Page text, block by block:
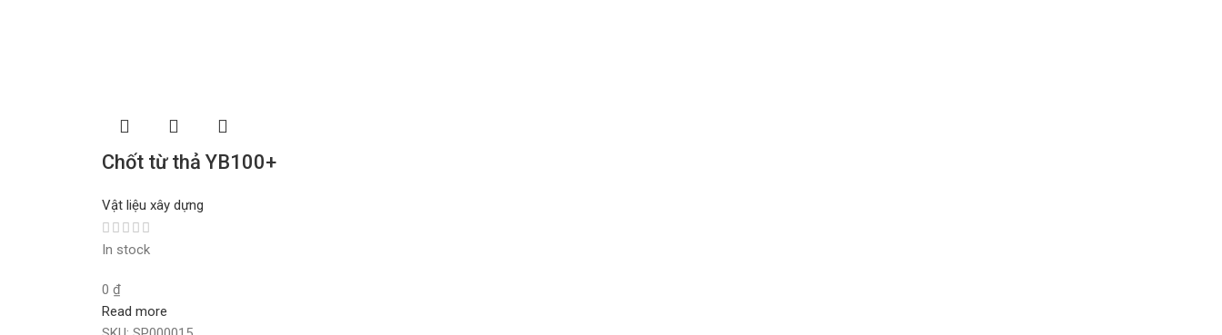
Chốt từ thả YB100+
Vật liệu xây dựng
In stock
0 ₫
Read more